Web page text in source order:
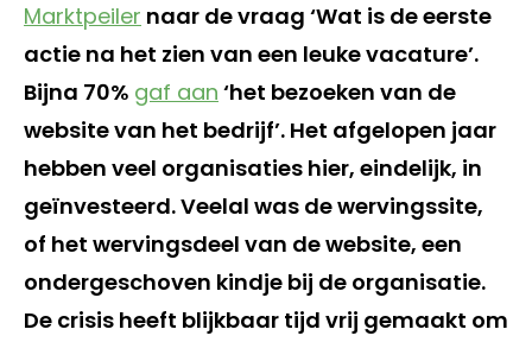
Marktpeiler naar de vraag ‘Wat is de eerste
actie na het zien van een leuke vacature’.
Bijna 70% gaf aan ‘het bezoeken van de
website van het bedrijf’. Het afgelopen jaar
hebben veel organisaties hier, eindelijk, in
geïnvesteerd. Veelal was de wervingssite,
of het wervingsdeel van de website, een
ondergeschoven kindje bij de organisatie.
De crisis heeft blijkbaar tijd vrij gemaakt om